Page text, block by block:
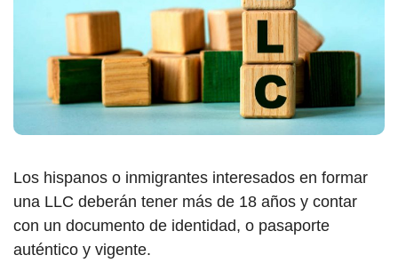
Los hispanos o inmigrantes interesados en formar
una LLC deberán tener más de 18 años y contar
con un documento de identidad, o pasaporte
auténtico y vigente.